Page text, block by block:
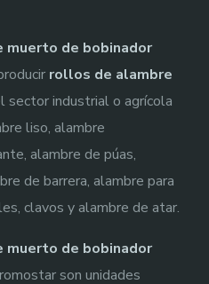
muerto de bobinador
rollos de alambre
sector industrial o agrícola
liso, alambre
alambre de púas,
de barrera, alambre para
clavos y alambre de atar.
muerto de bobinador
son unidades